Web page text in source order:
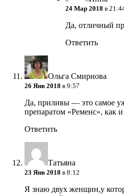
24 Мар 2018 в
Да, отличный
Ответить
Ольга Смирнова
26 Янв 2018 в 9:57
Да, приливы — это самое
препаратом «Ременс», как
Ответить
Татьяна
23 Янв 2018 в 8:12
Я знаю двух женщин,у